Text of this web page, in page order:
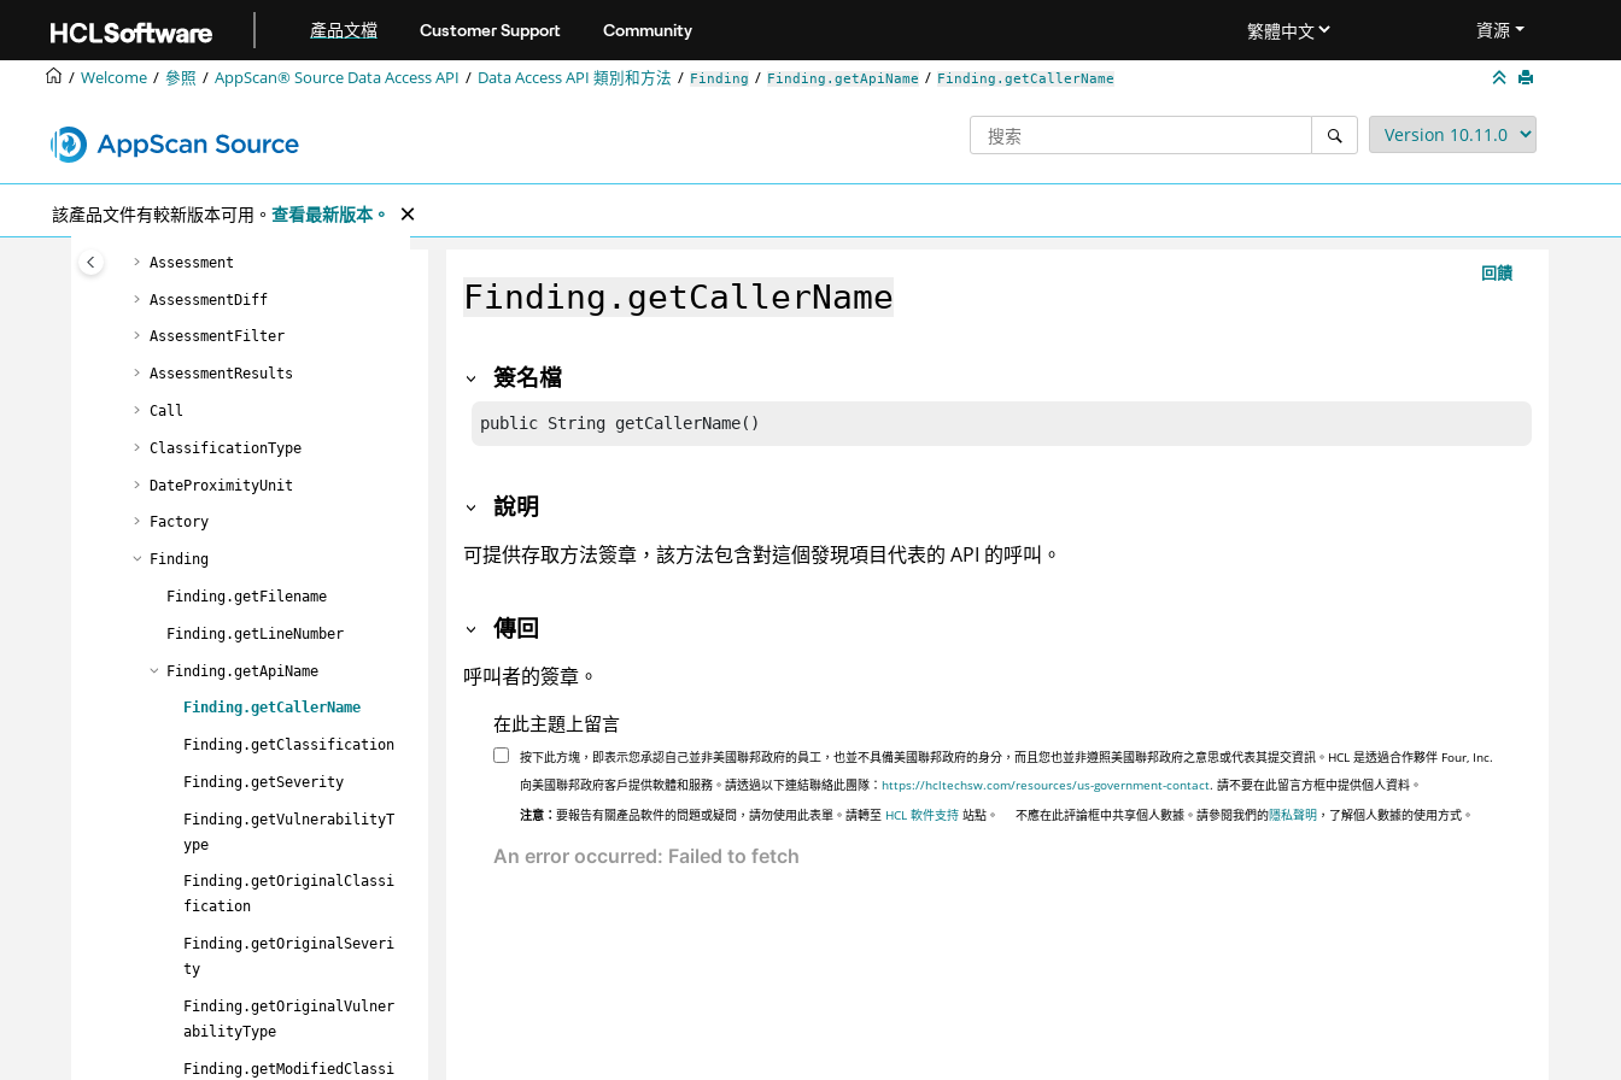
產品文檔 Customer Support Community 資源
Welcome 參照 AppScan® Source Data Access API Data Access API 類別和方法 Finding Finding.getApiName Finding.getCallerName
該產品文件有較新版本可用。 查看最新版本。
Ounce/Ant 建置工具
AppScan® SourceData Access API
使用 Data Access API
Data Access API 類別和方法
AssessedFile
Assessment
AssessmentDiff
AssessmentFilter
AssessmentResults
Call
ClassificationType
DateProximityUnit
Factory
Finding
Finding.getFilename
Finding.getLineNumber
Finding.getApiName
Finding.getCallerName
Finding.getClassification
Finding.getSeverity
Finding.getVulnerabilityT
ype
Finding.getOriginalClassi
fication
Finding.getOriginalSeveri
ty
Finding.getOriginalVulner
abilityType
Finding.getModifiedClassi
回饋
Finding.getCallerName
簽名檔
public String getCallerName()
說明
可提供存取方法簽章，該方法包含對這個發現項目代表的 API 的呼叫。
傳回
呼叫者的簽章。
在此主題上留言
按下此方塊，即表示您承認自己並非美國聯邦政府的員工，也並不具備美國聯邦政府的身分，而且您也並非遵照美國聯邦政府之意思或代表其提交資訊。HCL 是透過合作夥伴 Four, Inc.
向美國聯邦政府客戶提供軟體和服務。請透過以下連結聯絡此團隊：https://hcltechsw.com/resources/us-government-contact. 請不要在此留言方框中提供個人資料。
注意：要報告有關產品軟件的問題或疑問，請勿使用此表單。請轉至 HCL 軟件支持 站點。 不應在此評論框中共享個人數據。請參閱我們的隱私聲明 ，了解個人數據的使用方式。